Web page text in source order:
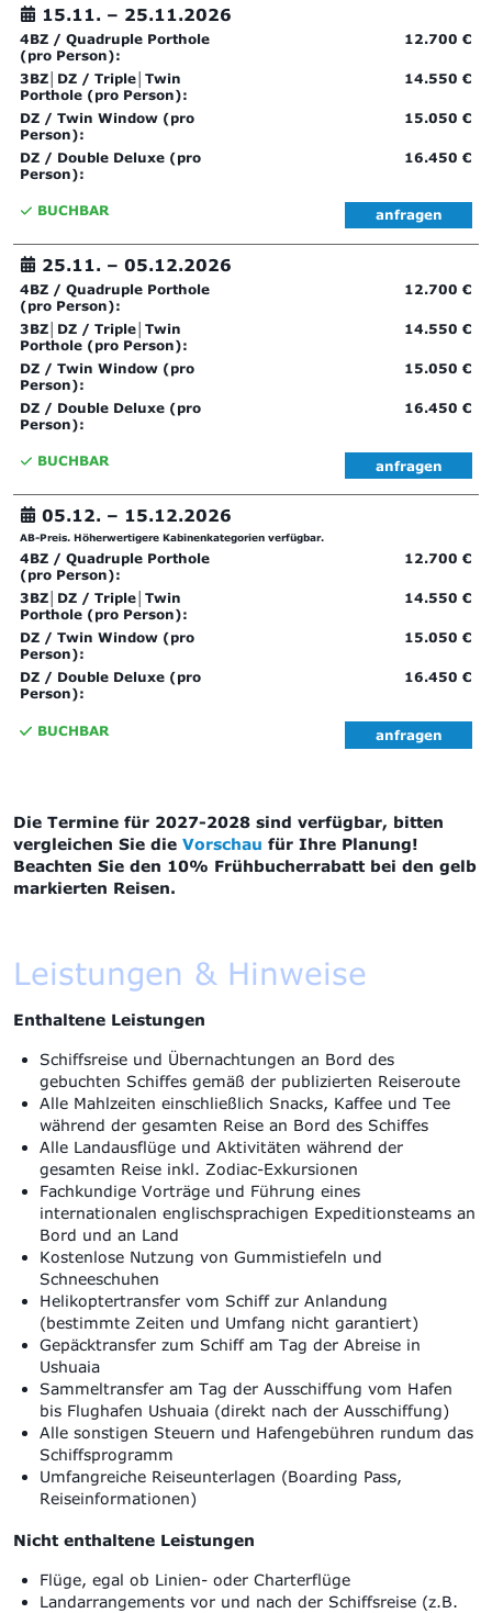
15.11. – 25.11.2026
4BZ / Quadruple Porthole
(pro Person):
12.700 €
3BZ│DZ / Triple│Twin
Porthole (pro Person):
14.550 €
DZ / Twin Window (pro
Person):
15.050 €
DZ / Double Deluxe (pro
Person):
16.450 €
BUCHBAR anfragen
25.11. – 05.12.2026
4BZ / Quadruple Porthole
(pro Person):
12.700 €
3BZ│DZ / Triple│Twin
Porthole (pro Person):
14.550 €
DZ / Twin Window (pro
Person):
15.050 €
DZ / Double Deluxe (pro
Person):
16.450 €
BUCHBAR anfragen
05.12. – 15.12.2026
AB-Preis. Höherwertigere Kabinenkategorien verfügbar.
4BZ / Quadruple Porthole
(pro Person):
12.700 €
3BZ│DZ / Triple│Twin
Porthole (pro Person):
14.550 €
DZ / Twin Window (pro
Person):
15.050 €
DZ / Double Deluxe (pro
Person):
16.450 €
BUCHBAR anfragen
Die Termine für 2027-2028 sind verfügbar, bitten
vergleichen Sie die Vorschau für Ihre Planung!
Beachten Sie den 10% Frühbucherrabatt bei den gelb
markierten Reisen.
Leistungen & Hinweise
Enthaltene Leistungen
Schiffsreise und Übernachtungen an Bord des
gebuchten Schiffes gemäß der publizierten Reiseroute
Alle Mahlzeiten einschließlich Snacks, Kaffee und Tee
während der gesamten Reise an Bord des Schiffes
Alle Landausflüge und Aktivitäten während der
gesamten Reise inkl. Zodiac-Exkursionen
Fachkundige Vorträge und Führung eines
internationalen englischsprachigen Expeditionsteams an
Bord und an Land
Kostenlose Nutzung von Gummistiefeln und
Schneeschuhen
Helikoptertransfer vom Schiff zur Anlandung
(bestimmte Zeiten und Umfang nicht garantiert)
Gepäcktransfer zum Schiff am Tag der Abreise in
Ushuaia
Sammeltransfer am Tag der Ausschiffung vom Hafen
bis Flughafen Ushuaia (direkt nach der Ausschiffung)
Alle sonstigen Steuern und Hafengebühren rundum das
Schiffsprogramm
Umfangreiche Reiseunterlagen (Boarding Pass,
Reiseinformationen)
Nicht enthaltene Leistungen
Flüge, egal ob Linien- oder Charterflüge
Landarrangements vor und nach der Schiffsreise (z.B.